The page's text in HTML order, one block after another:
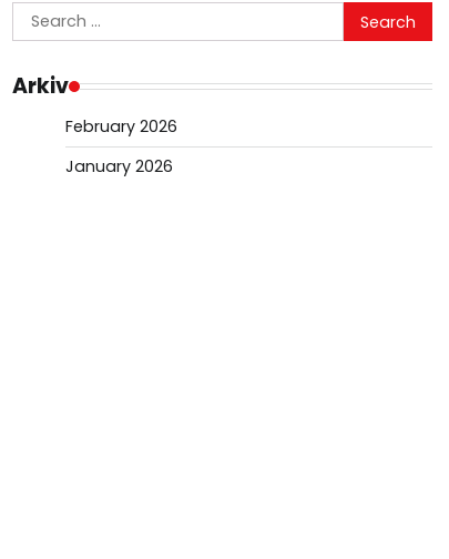
Search
for:
Arkiv
February 2026
January 2026